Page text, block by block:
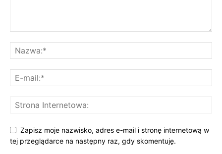
Zapisz moje nazwisko, adres e-mail i stronę internetową w
tej przeglądarce na następny raz, gdy skomentuję.